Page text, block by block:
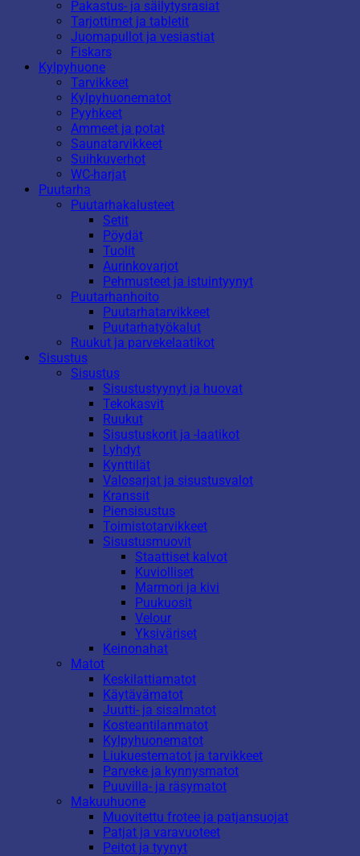
Pakastus- ja säilytysrasiat
Tarjottimet ja tabletit
Juomapullot ja vesiastiat
Fiskars
Kylpyhuone
Tarvikkeet
Kylpyhuonematot
Pyyhkeet
Ammeet ja potat
Saunatarvikkeet
Suihkuverhot
WC-harjat
Puutarha
Puutarhakalusteet
Setit
Pöydät
Tuolit
Aurinkovarjot
Pehmusteet ja istuintyynyt
Puutarhanhoito
Puutarhatarvikkeet
Puutarhatyökalut
Ruukut ja parvekelaatikot
Sisustus
Sisustus
Sisustustyynyt ja huovat
Tekokasvit
Ruukut
Sisustuskorit ja -laatikot
Lyhdyt
Kynttilät
Valosarjat ja sisustusvalot
Kranssit
Piensisustus
Toimistotarvikkeet
Sisustusmuovit
Staattiset kalvot
Kuviolliset
Marmori ja kivi
Puukuosit
Velour
Yksiväriset
Keinonahat
Matot
Keskilattiamatot
Käytävämatot
Juutti- ja sisalmatot
Kosteantilanmatot
Kylpyhuonematot
Liukuestematot ja tarvikkeet
Parveke ja kynnysmatot
Puuvilla- ja räsymatot
Makuuhuone
Muovitettu frotee ja patjansuojat
Patjat ja varavuoteet
Peitot ja tyynyt